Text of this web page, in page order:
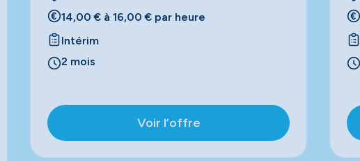
14,00 € à 16,00 € par heure
Intérim
2 mois
Voir l’offre